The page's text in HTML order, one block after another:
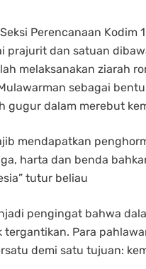
Perencanaan
prajurit dan satuan
melaksanakan ziarah
sebagai
gugur dalam merebut
mendapatkan
harta dan benda
tutur beliau
pengingat bahwa
Para
demi satu tujuan: